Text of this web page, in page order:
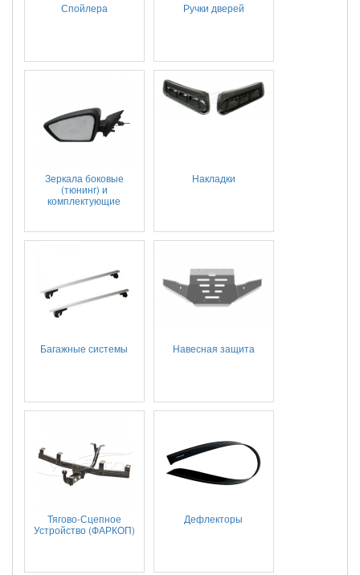
Спойлера Ручки дверей
Зеркала боковые
(тюнинг) и
комплектующие
Накладки
Багажные системы Навесная защита
Тягово-Сцепное
Устройство (ФАРКОП)
Дефлекторы